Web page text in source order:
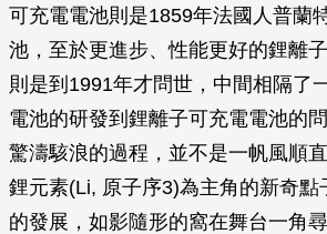
可充電電池則是1859年法國人普蘭
池，至於更進步、性能更好的鋰離
則是到1991年才問世，中間相隔了
電池的研發到鋰離子可充電電池的
驚濤駭浪的過程，並不是一帆風順
鋰元素(Li, 原子序3)為主角的新奇點
的發展，如影隨形的窩在舞台一角